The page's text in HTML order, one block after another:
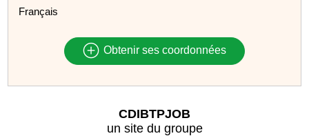
Français
Obtenir ses coordonnées
CDIBTPJOB
un site du groupe